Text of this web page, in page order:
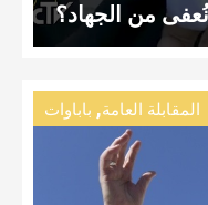
من الجهاد؟
المقابلة العامة, باباوات